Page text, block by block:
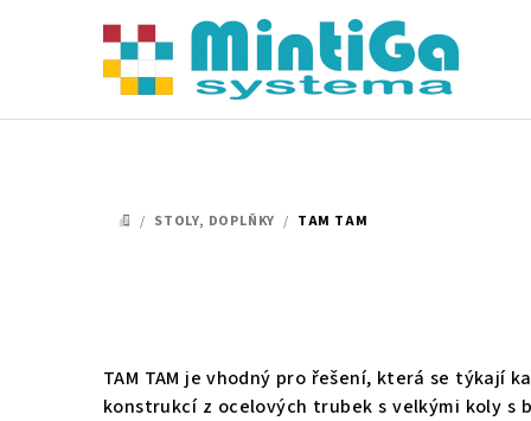
DOMŮ
/ STOLY, DOPLŇKY / TAM TAM
TAM TAM je vhodný pro řešení, která se týkají
konstrukcí z ocelových trubek s velkými koly